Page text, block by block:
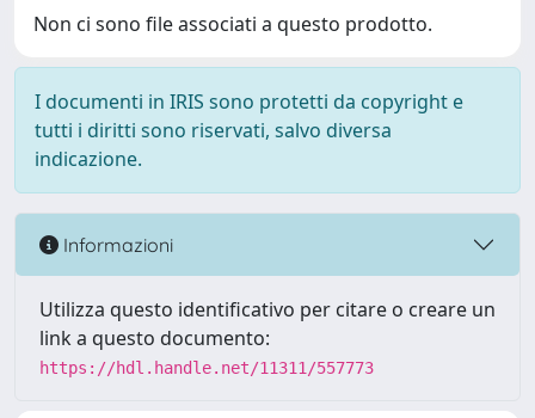
Non ci sono file associati a questo prodotto.
I documenti in IRIS sono protetti da copyright e
tutti i diritti sono riservati, salvo diversa
indicazione.
Informazioni
Utilizza questo identificativo per citare o creare un
link a questo documento:
https://hdl.handle.net/11311/557773